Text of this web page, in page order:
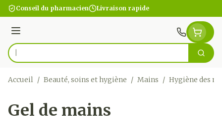
Aller au contenu
Conseil du pharmacien Livraison rapide
Menu
Rechercher
Accueil / Beauté, soins et hygiène / Mains / Hygiène des
Gel de mains